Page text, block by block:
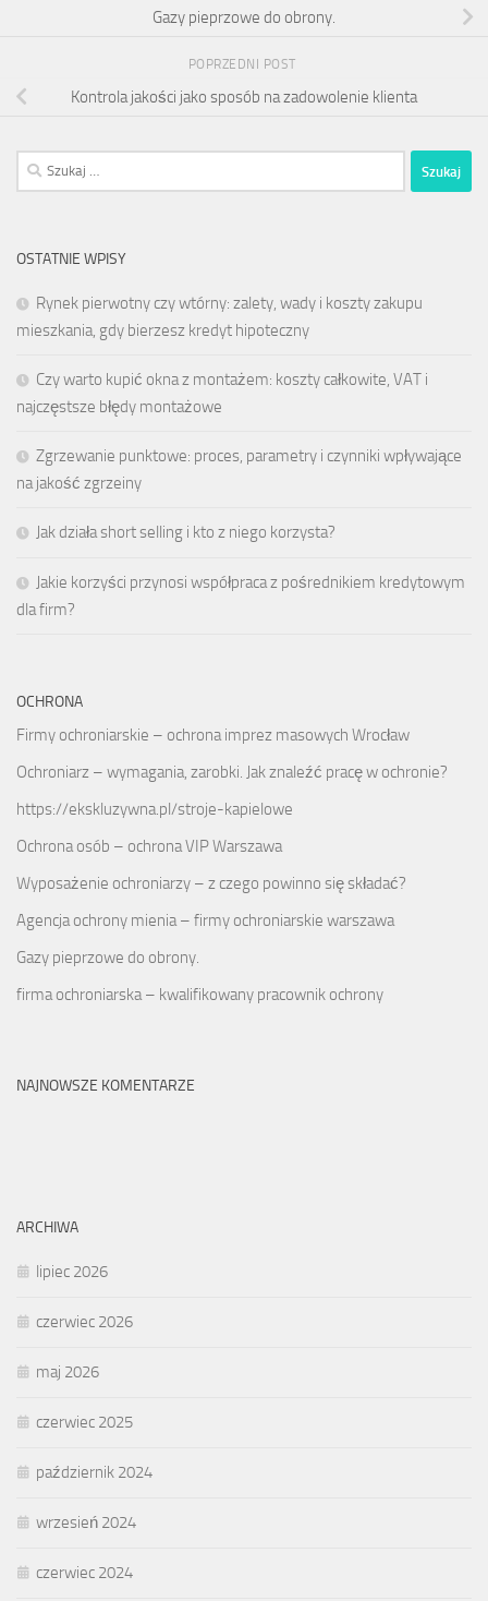
Gazy pieprzowe do obrony.
POPRZEDNI POST
Kontrola jakości jako sposób na zadowolenie klienta
Szukaj:
OSTATNIE WPISY
Rynek pierwotny czy wtórny: zalety, wady i koszty zakupu
mieszkania, gdy bierzesz kredyt hipoteczny
Czy warto kupić okna z montażem: koszty całkowite, VAT i
najczęstsze błędy montażowe
Zgrzewanie punktowe: proces, parametry i czynniki wpływające
na jakość zgrzeiny
Jak działa short selling i kto z niego korzysta?
Jakie korzyści przynosi współpraca z pośrednikiem kredytowym
dla firm?
OCHRONA
Firmy ochroniarskie – ochrona imprez masowych Wrocław
Ochroniarz – wymagania, zarobki. Jak znaleźć pracę w ochronie?
https://ekskluzywna.pl/stroje-kapielowe
Ochrona osób – ochrona VIP Warszawa
Wyposażenie ochroniarzy – z czego powinno się składać?
Agencja ochrony mienia – firmy ochroniarskie warszawa
Gazy pieprzowe do obrony.
firma ochroniarska – kwalifikowany pracownik ochrony
NAJNOWSZE KOMENTARZE
ARCHIWA
lipiec 2026
czerwiec 2026
maj 2026
czerwiec 2025
październik 2024
wrzesień 2024
czerwiec 2024